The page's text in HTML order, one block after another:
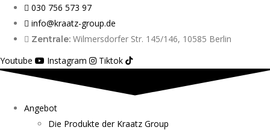
030 756 573 97
info@kraatz-group.de
Zentrale: Wilmersdorfer Str. 145/146, 10585 Berlin
Youtube
Instagram Tiktok
Angebot
Die Produkte der Kraatz Group